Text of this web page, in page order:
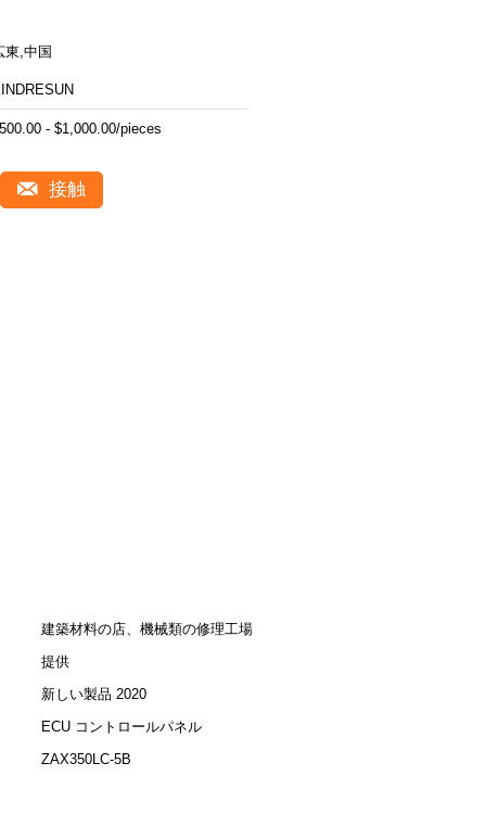
東,中国
- $1,000.00/pieces
接触
建築材料の店、機械類の修理工場
提供
新しい製品 2020
ECU コントロールパネル
ZAX350LC-5B